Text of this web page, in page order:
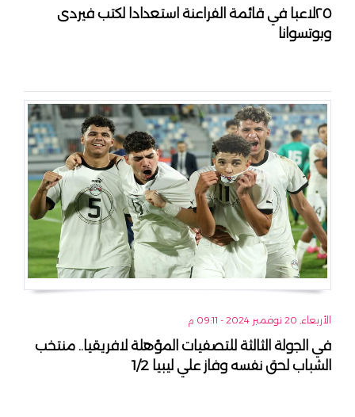
٢٥لاعبا في قائمة الفراعنة استعدادا لكتب فيردى
وبوتسوانا
الأربعاء, 20 نوفمبر 2024 - 09:11 م
في الجولة الثالثة للتصفيات المؤهلة لافريقيا.. منتخب
الشباب لحق نفسه وفاز علي ليبيا 1/2